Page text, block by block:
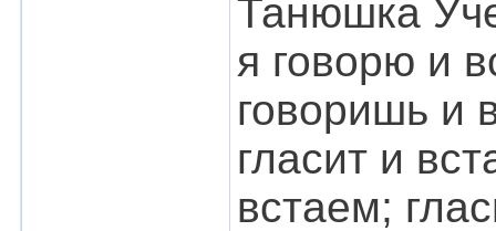
Танюшка
я говорю и
говоришь и
гласит и
встаем;